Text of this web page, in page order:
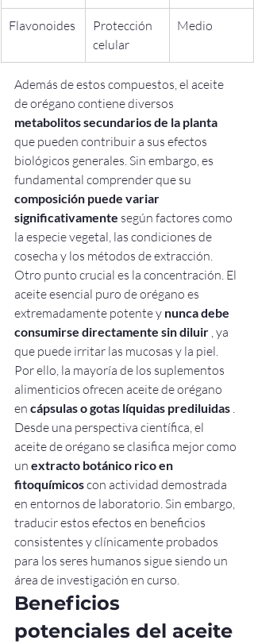
Flavonoides
Protección
celular
Medio
Además de estos compuestos, el aceite
de orégano contiene diversos
metabolitos secundarios de la planta
que pueden contribuir a sus efectos
biológicos generales. Sin embargo, es
fundamental comprender que su
composición puede variar
significativamente según factores como
la especie vegetal, las condiciones de
cosecha y los métodos de extracción.
Otro punto crucial es la concentración. El
aceite esencial puro de orégano es
extremadamente potente y nunca debe
consumirse directamente sin diluir , ya
que puede irritar las mucosas y la piel.
Por ello, la mayoría de los suplementos
alimenticios ofrecen aceite de orégano
en cápsulas o gotas líquidas prediluidas .
Desde una perspectiva científica, el
aceite de orégano se clasifica mejor como
un extracto botánico rico en
fitoquímicos con actividad demostrada
en entornos de laboratorio. Sin embargo,
traducir estos efectos en beneficios
consistentes y clínicamente probados
para los seres humanos sigue siendo un
área de investigación en curso.
Beneficios
potenciales del aceite